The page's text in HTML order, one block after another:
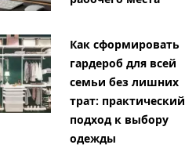
Как сформировать
гардероб для всей
семьи без лишних
трат: практический
подход к выбору
одежды